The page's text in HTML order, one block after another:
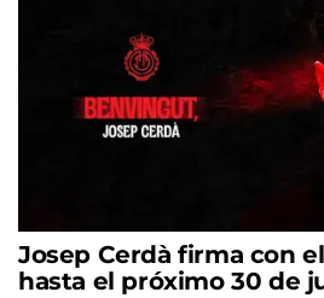
Josep Cerdà firma con
hasta el próximo 30 de